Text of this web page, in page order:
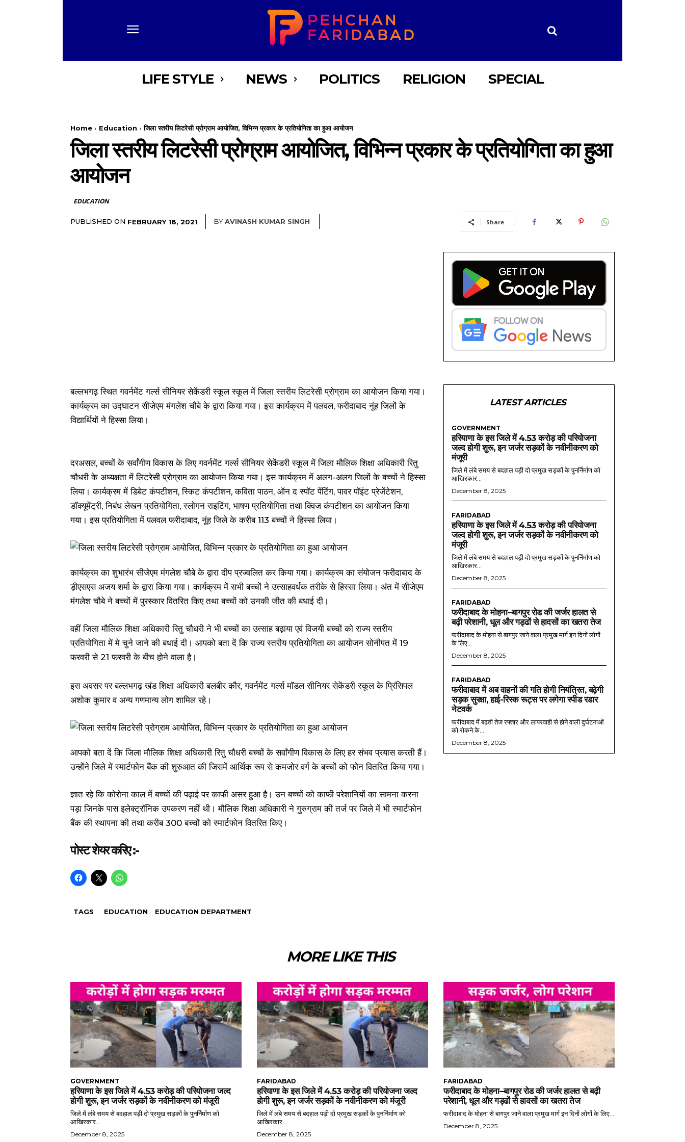
LIFE STYLE NEWS POLITICS RELIGION SPECIAL
Home Education जिला स्तरीय लिटरेसी प्रोग्राम आयोजित, विभिन्न प्रकार के प्रतियोगिता का हुआ आयोजन
जिला स्तरीय लिटरेसी प्रोग्राम आयोजित, विभिन्न प्रकार के प्रतियोगिता का हुआ
आयोजन
EDUCATION
PUBLISHED ON FEBRUARY 18, 2021 BYAVINASH KUMAR SINGH Share
बल्लभगढ़ स्थित गवर्नमेंट गर्ल्स सीनियर सेकेंडरी स्कूल स्कूल में जिला स्तरीय लिटरेसी प्रोग्राम का आयोजन किया गया।
कार्यक्रम का उद्घाटन सीजेएम मंगलेश चौबे के द्वारा किया गया। इस कार्यक्रम में पलवल, फरीदाबाद नूंह जिलों के
विद्यार्थियों ने हिस्सा लिया।
दरअसल, बच्चों के सर्वांगीण विकास के लिए गवर्नमेंट गर्ल्स सीनियर सेकेंडरी स्कूल में जिला मौलिक शिक्षा अधिकारी रितु
चौधरी के अध्यक्षता में लिटरेसी प्रोग्राम का आयोजन किया गया। इस कार्यक्रम में अलग-अलग जिलों के बच्चों ने हिस्सा
लिया। कार्यक्रम में डिबेट कंपटीशन, स्किट कंपटीशन, कविता पाठन, ऑन द स्पॉट पेंटिंग, पावर पॉइंट प्रेजेंटेशन,
डॉक्यूमेंट्री, निबंध लेखन प्रतियोगिता, स्लोगन राइटिंग, भाषण प्रतियोगिता तथा क्विज कंपटीशन का आयोजन किया
गया। इस प्रतियोगिता में पलवल फरीदाबाद, नूंह जिले के करीब 113 बच्चों ने हिस्सा लिया।
कार्यक्रम का शुभारंभ सीजेएम मंगलेश चौबे के द्वारा दीप प्रज्वलित कर किया गया। कार्यक्रम का संयोजन फरीदाबाद के
ड़ीएसएस अजय शर्मा के द्वारा किया गया। कार्यक्रम में सभी बच्चों ने उत्साहवर्धक तरीके से हिस्सा लिया। अंत में सीजेएम
मंगलेश चौबे ने बच्चों में पुरस्कार वितरित किए तथा बच्चों को उनकी जीत की बधाई दी।
वहीं जिला मौलिक शिक्षा अधिकारी रितु चौधरी ने भी बच्चों का उत्साह बढ़ाया एवं विजयी बच्चों को राज्य स्तरीय
प्रतियोगिता में मे चुने जाने की बधाई दी। आपको बता दें कि राज्य स्तरीय प्रतियोगिता का आयोजन सोनीपत में 19
फरवरी से 21 फरवरी के बीच होने वाला है।
इस अवसर पर बल्लभगढ़ खंड शिक्षा अधिकारी बलबीर कौर, गवर्नमेंट गर्ल्स मॉडल सीनियर सेकेंडरी स्कूल के प्रिंसिपल
अशोक कुमार व अन्य गणमान्य लोग शामिल रहे।
आपको बता दें कि जिला मौलिक शिक्षा अधिकारी रितु चौधरी बच्चों के सर्वांगीण विकास के लिए हर संभव प्रयास करती हैं।
उन्होंने जिले में स्मार्टफोन बैंक की शुरुआत की जिसमें आर्थिक रूप से कमजोर वर्ग के बच्चों को फोन वितरित किया गया।
ज्ञात रहे कि कोरोना काल में बच्चों की पढ़ाई पर काफी असर हुआ है। उन बच्चों को काफी परेशानियों का सामना करना
पड़ा जिनके पास इलेक्ट्रॉनिक उपकरण नहीं थी। मौलिक शिक्षा अधिकारी ने गुरुग्राम की तर्ज पर जिले में भी स्मार्टफोन
बैंक की स्थापना की तथा करीब 300 बच्चों को स्मार्टफोन वितरित किए।
पोस्ट शेयर करिए :-
TAGS EDUCATION EDUCATION DEPARTMENT
LATEST ARTICLES
GOVERNMENT
हरियाणा के इस जिले में 4.53 करोड़ की परियोजना
जल्द होगी शुरू, इन जर्जर सड़कों के नवीनीकरण को
मंजूरी
जिले में लंबे समय से बदहाल पड़ी दो प्रमुख सड़कों के पुनर्निर्माण को
आखिरकार...
December 8, 2025
FARIDABAD
हरियाणा के इस जिले में 4.53 करोड़ की परियोजना
जल्द होगी शुरू, इन जर्जर सड़कों के नवीनीकरण को
मंजूरी
जिले में लंबे समय से बदहाल पड़ी दो प्रमुख सड़कों के पुनर्निर्माण को
आखिरकार...
December 8, 2025
FARIDABAD
फरीदाबाद के मोहना–बागपुर रोड की जर्जर हालत से
बढ़ी परेशानी, धूल और गड्ढों से हादसों का खतरा तेज
फरीदाबाद के मोहना से बागपुर जाने वाला प्रमुख मार्ग इन दिनों लोगों
के लिए...
December 8, 2025
FARIDABAD
फरीदाबाद में अब वाहनों की गति होगी नियंत्रित, बढ़ेगी
सड़क सुरक्षा, हाई-रिस्क रूट्स पर लगेगा स्पीड रडार
नेटवर्क
फरीदाबाद में बढ़ती तेज रफ्तार और लापरवाही से होने वाली दुर्घटनाओं
को रोकने के...
December 8, 2025
MORE LIKE THIS
GOVERNMENT
हरियाणा के इस जिले में 4.53 करोड़ की परियोजना जल्द
होगी शुरू, इन जर्जर सड़कों के नवीनीकरण को मंजूरी
जिले में लंबे समय से बदहाल पड़ी दो प्रमुख सड़कों के पुनर्निर्माण को
आखिरकार...
December 8, 2025
FARIDABAD
हरियाणा के इस जिले में 4.53 करोड़ की परियोजना जल्द
होगी शुरू, इन जर्जर सड़कों के नवीनीकरण को मंजूरी
जिले में लंबे समय से बदहाल पड़ी दो प्रमुख सड़कों के पुनर्निर्माण को
आखिरकार...
December 8, 2025
FARIDABAD
फरीदाबाद के मोहना–बागपुर रोड की जर्जर हालत से बढ़ी
परेशानी, धूल और गड्ढों से हादसों का खतरा तेज
फरीदाबाद के मोहना से बागपुर जाने वाला प्रमुख मार्ग इन दिनों लोगों के लिए...
December 8, 2025